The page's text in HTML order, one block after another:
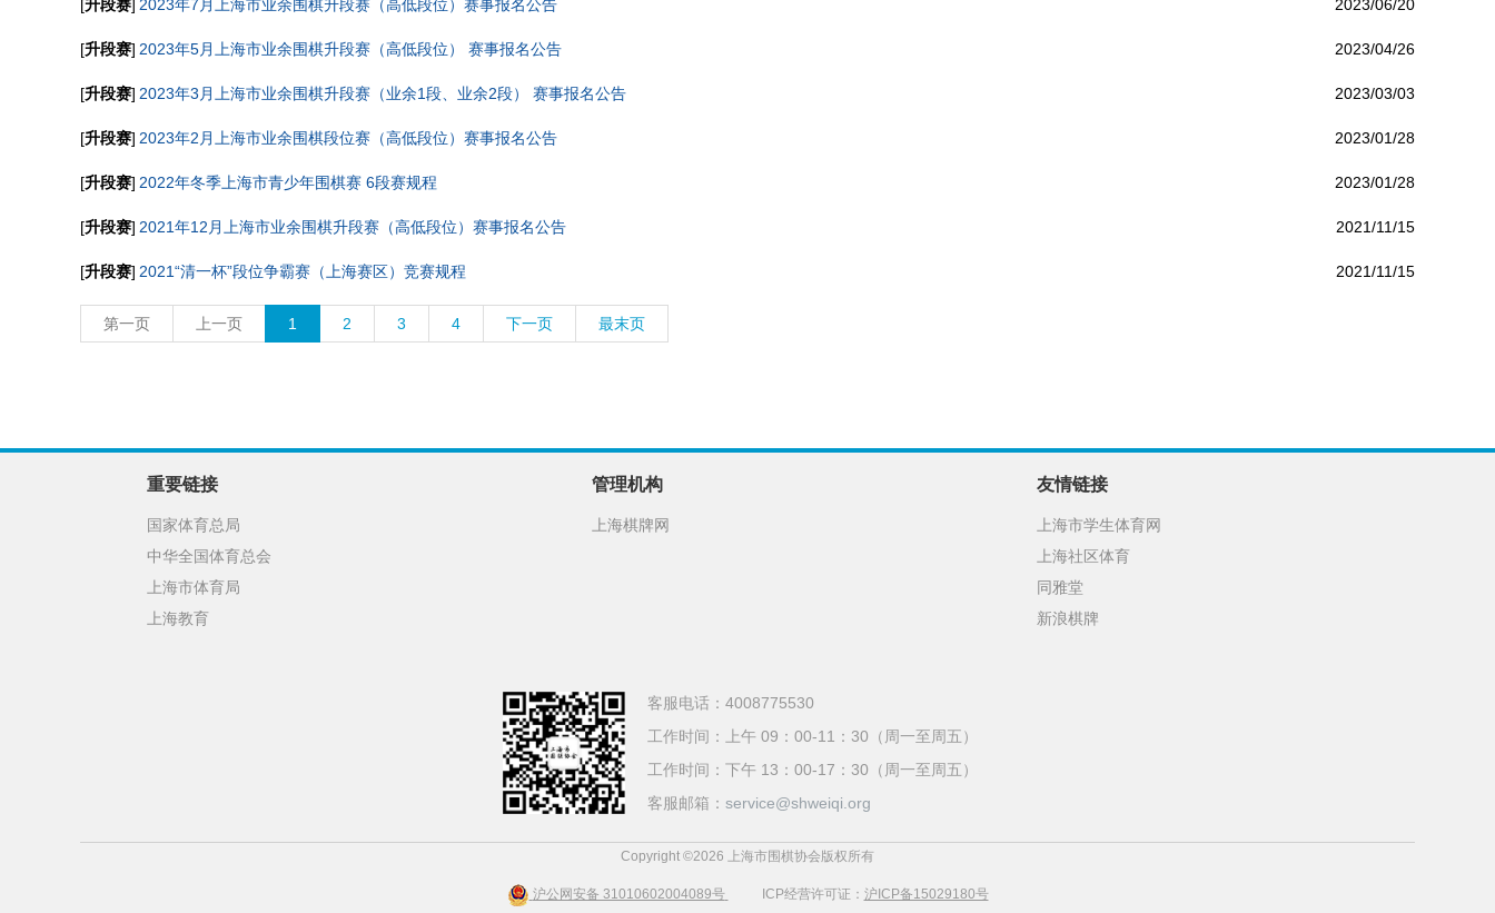
[升段赛] 2023年7月上海市业余围棋升段赛（高低段位）赛事报名公告 2023/06/20
[升段赛] 2023年5月上海市业余围棋升段赛（高低段位） 赛事报名公告 2023/04/26
[升段赛] 2023年3月上海市业余围棋升段赛（业余1段、业余2段） 赛事报名公告 2023/03/03
[升段赛] 2023年2月上海市业余围棋段位赛（高低段位）赛事报名公告 2023/01/28
[升段赛] 2022年冬季上海市青少年围棋赛 6段赛规程 2023/01/28
[升段赛] 2021年12月上海市业余围棋升段赛（高低段位）赛事报名公告 2021/11/15
[升段赛] 2021“清一杯”段位争霸赛（上海赛区）竞赛规程 2021/11/15
第一页 上一页 1 2 3 4 下一页 最末页
重要链接
国家体育总局
中华全国体育总会
上海市体育局
上海教育
管理机构
上海棋牌网
友情链接
上海市学生体育网
上海社区体育
同雅堂
新浪棋牌
客服电话： 4008775530
工作时间：
上午 09：00-11：30（周一至周五）
工作时间： 下午 13：00-17：30（周一至周五）
客服邮箱： service@shweiqi.org
Copyright ©2026 上海市围棋协会版权所有
沪公网安备 31010602004089号 ICP经营许可证： 沪ICP备15029180号